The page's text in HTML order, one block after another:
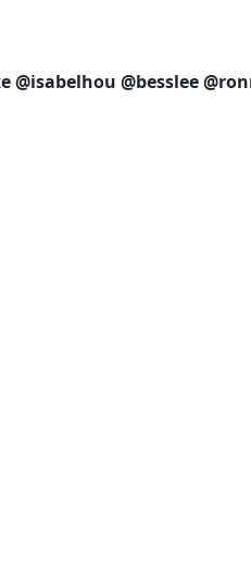
@isabelhou @besslee